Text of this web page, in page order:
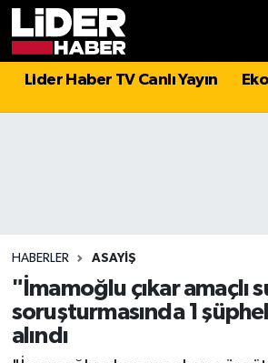
Lider Haber TV Canlı Yayın
HABERLER ASAYIŞ
"İmamoğlu çıkar amaçlı
soruşturmasında 1
alındı
Politika
Magazin
Spor
Sağlık
Hava Durumu
Süper Lig Puan Durumu ve
Tüm Manşetler
Son Dakika Haberleri